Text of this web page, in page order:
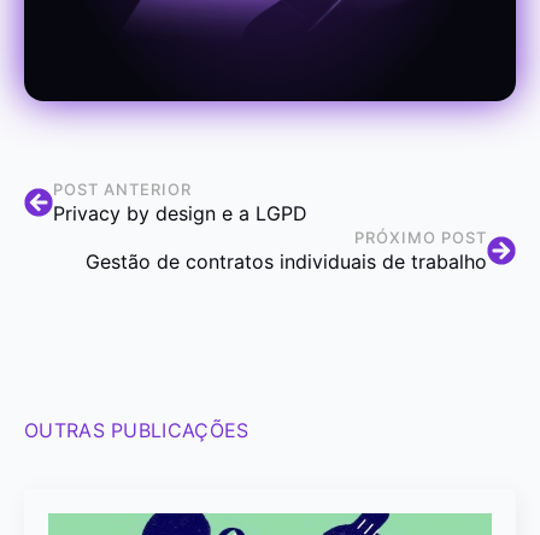
POST ANTERIOR
Privacy by design e a LGPD
PRÓXIMO POST
Gestão de contratos individuais de trabalho
OUTRAS PUBLICAÇÕES